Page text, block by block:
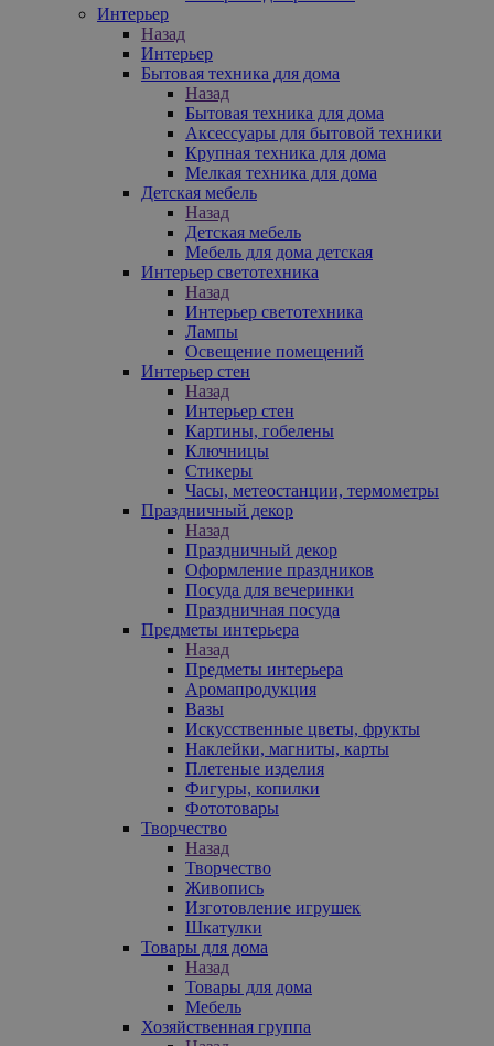
Интерьер
Назад
Интерьер
Бытовая техника для дома
Назад
Бытовая техника для дома
Аксессуары для бытовой техники
Крупная техника для дома
Мелкая техника для дома
Детская мебель
Назад
Детская мебель
Мебель для дома детская
Интерьер светотехника
Назад
Интерьер светотехника
Лампы
Освещение помещений
Интерьер стен
Назад
Интерьер стен
Картины, гобелены
Ключницы
Стикеры
Часы, метеостанции, термометры
Праздничный декор
Назад
Праздничный декор
Оформление праздников
Посуда для вечеринки
Праздничная посуда
Предметы интерьера
Назад
Предметы интерьера
Аромапродукция
Вазы
Искусственные цветы, фрукты
Наклейки, магниты, карты
Плетеные изделия
Фигуры, копилки
Фототовары
Творчество
Назад
Творчество
Живопись
Изготовление игрушек
Шкатулки
Товары для дома
Назад
Товары для дома
Мебель
Хозяйственная группа